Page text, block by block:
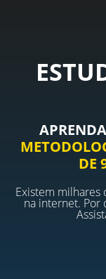
DE
Existem milhares
na internet. Por